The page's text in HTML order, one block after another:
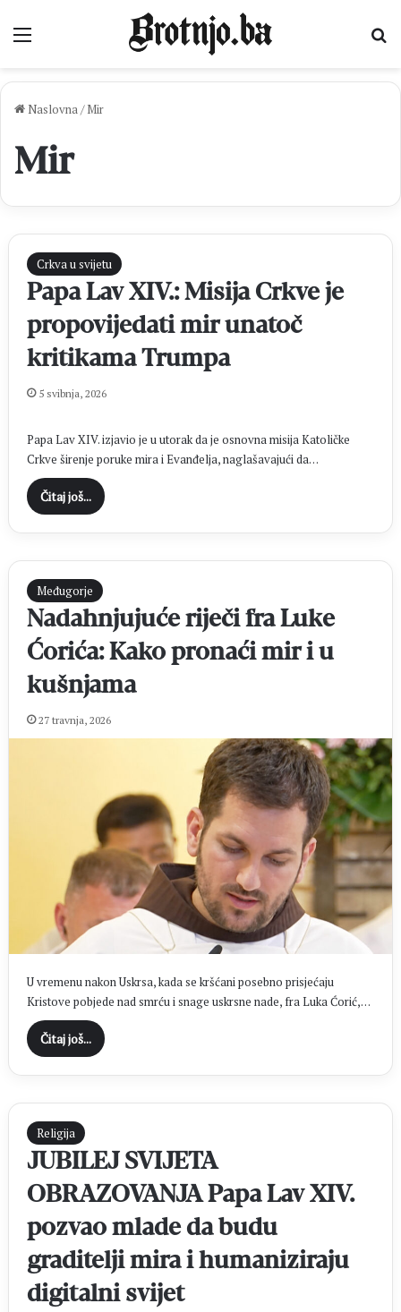
Naslovna/ Mir
Mir
Crkva u svijetu
Papa Lav XIV.: Misija Crkve je
propovijedati mir unatoč
kritikama Trumpa
5 svibnja, 2026
Papa Lav XIV. izjavio je u utorak da je osnovna misija Katoličke
Crkve širenje poruke mira i Evanđelja, naglašavajući da…
Čitaj još...
Međugorje
Nadahnjujuće riječi fra Luke
Ćorića: Kako pronaći mir i u
kušnjama
27 travnja, 2026
U vremenu nakon Uskrsa, kada se kršćani posebno prisjećaju
Kristove pobjede nad smrću i snage uskrsne nade, fra Luka Ćorić,…
Čitaj još...
Religija
JUBILEJ SVIJETA
OBRAZOVANJA Papa Lav XIV.
pozvao mlade da budu
graditelji mira i humaniziraju
digitalni svijet